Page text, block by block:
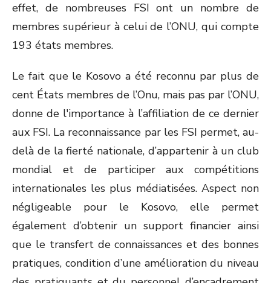
effet, de nombreuses FSI ont un nombre de
membres supérieur à celui de l’ONU, qui compte
193 états membres.
Le fait que le Kosovo a été reconnu par plus de
cent États membres de l’Onu, mais pas par l’ONU,
donne de l'importance à l’affiliation de ce dernier
aux FSI. La reconnaissance par les FSI permet, au-
delà de la fierté nationale, d’appartenir à un club
mondial et de participer aux compétitions
internationales les plus médiatisées. Aspect non
négligeable pour le Kosovo, elle permet
également d’obtenir un support financier ainsi
que le transfert de connaissances et des bonnes
pratiques, condition d’une amélioration du niveau